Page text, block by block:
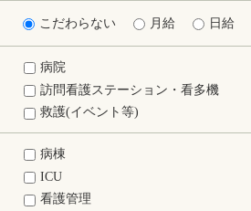
こだわらない 月給 日給
病院
訪問看護ステーション・看多機
救護(イベント等)
病棟
ICU
看護管理